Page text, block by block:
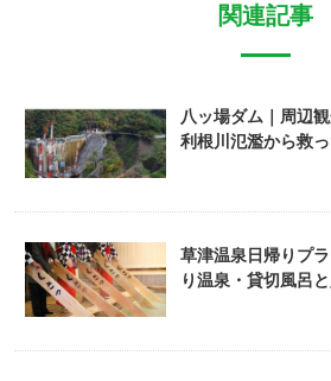
関連記事
八ッ場ダム｜周辺
利根川氾濫から救
草津温泉日帰りプ
り温泉・貸切風呂